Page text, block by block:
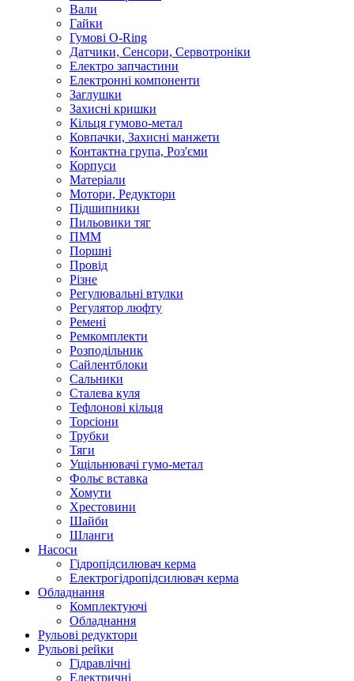
Вали
Гайки
Гумові O-Ring
Датчики, Сенсори, Сервотроніки
Електро запчастини
Електронні компоненти
Заглушки
Захисні кришки
Кільця гумово-метал
Ковпачки, Захисні манжети
Контактна група, Роз'єми
Корпуси
Матеріали
Мотори, Редуктори
Підшипники
Пильовики тяг
ПММ
Поршні
Провід
Різне
Регулювальні втулки
Регулятор люфту
Ремені
Ремкомплекти
Розподільник
Сайлентблоки
Сальники
Сталева куля
Тефлонові кільця
Торсіони
Трубки
Тяги
Ущільнювачі гумо-метал
Фольє вставка
Хомути
Хрестовини
Шайби
Шланги
Насоси
Гідропідсилювач керма
Електрогідропідсилювач керма
Обладнання
Комплектуючі
Обладнання
Рульові редуктори
Рульові рейки
Гідравлічні
Електричні